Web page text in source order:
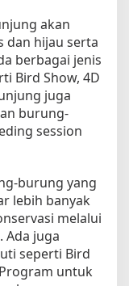
akan
dan hijau serta
berbagai jenis
Bird Show, 4D
juga
burung-
session
burung yang
lebih banyak
melalui
Ada juga
seperti Bird
untuk